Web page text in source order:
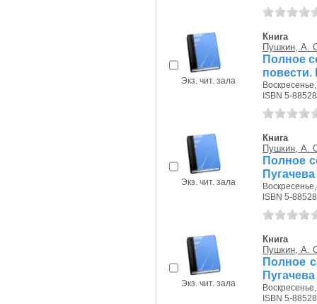
Экз. чит. зала
Книга
Пушкин, А.
Полное
повести.
ISBN 5-
Экз. чит. зала
Книга
Пушкин, А.
Полное
Пугачева
ISBN 5-
Экз. чит. зала
Книга
Пушкин, А.
Полное
Пугачева
ISBN 5-